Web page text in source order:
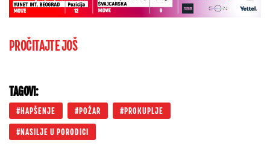
PROČITAJTE JOŠ
TAGOVI:
HAPŠENJE POŽAR PROKUPLJE
NASILJE U PORODICI